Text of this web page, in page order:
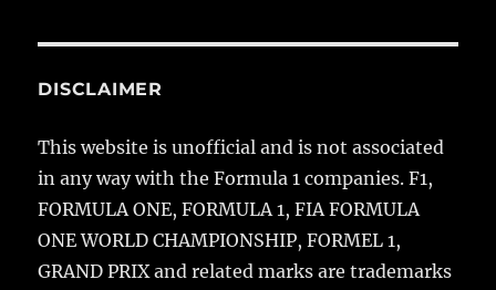
DISCLAIMER
This website is unofficial and is not associated
in any way with the Formula 1 companies. F1,
FORMULA ONE, FORMULA 1, FIA FORMULA
ONE WORLD CHAMPIONSHIP, FORMEL 1,
GRAND PRIX and related marks are trademarks